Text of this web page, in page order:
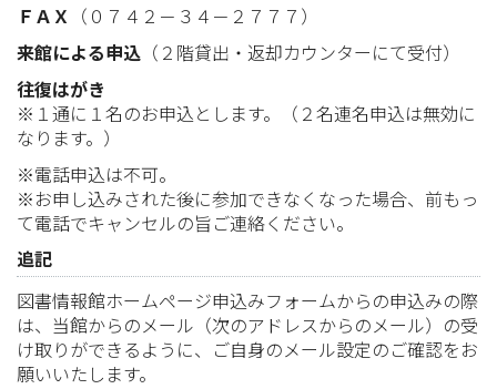
ＦＡＸ （０７４２－３４－２７７７）
来館による申込（２階貸出・返却カウンターにて受付）
往復はがき
※１通に１名のお申込とします。（２名連名申込は無効に
なります。）
※電話申込は不可。
※お申し込みされた後に参加できなくなった場合、前もっ
て電話でキャンセルの旨ご連絡ください。
追記
図書情報館ホームページ申込みフォームからの申込みの際
は、当館からのメール（次のアドレスからのメール）の受
け取りができるように、ご自身のメール設定のご確認をお
願いいたします。